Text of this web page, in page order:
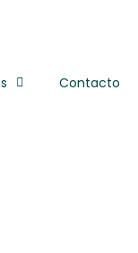
Contacto